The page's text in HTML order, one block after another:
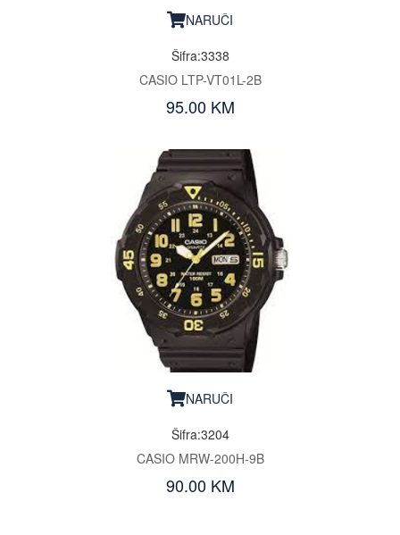
NARUČI
Šifra:3338
CASIO LTP-VT01L-2B
95.00 KM
NARUČI
Šifra:3204
CASIO MRW-200H-9B
90.00 KM